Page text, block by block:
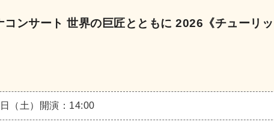
ンサート 世界の巨匠とともに 2026《チューリッ
（土） 開演：14:00